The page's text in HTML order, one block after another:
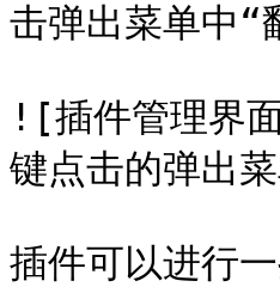
击弹出菜单中“
![插件管理界
键点击的弹出
插件可以进行